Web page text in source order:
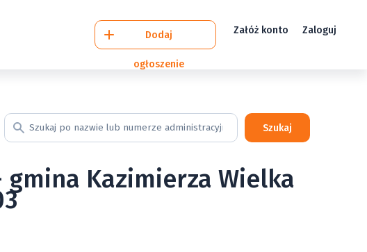
Dodaj
ogłoszenie
Załóż konto Zaloguj
Szukaj
Kazimierza Wielka